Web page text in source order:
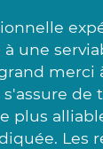
une
merci
de
plus
Les